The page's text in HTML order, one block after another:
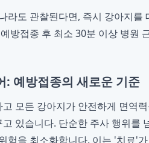
라도 관찰된다면, 즉시 강아지
방접종 후 최소 30분 이상 병원
: 예방접종의 새로운 기준
모든 강아지가 안전하게 면역
있습니다. 단순한 주사 행위를
험을 최소화합니다. 이는 '치료'